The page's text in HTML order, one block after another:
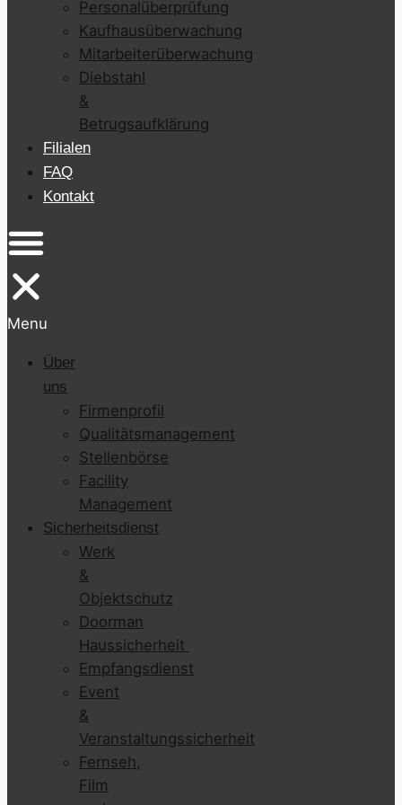
Personalüberprüfung
Kaufhausüberwachung
Mitarbeiterüberwachung
Diebstahl
&
Betrugsaufklärung
Filialen
FAQ
Kontakt
Menu
Über
uns
Firmenprofil
Qualitätsmanagement
Stellenbörse
Facility
Management
Sicherheitsdienst
Werk
&
Objektschutz
Doorman
Haussicherheit
Empfangsdienst
Event
&
Veranstaltungssicherheit
Fernseh,
Film